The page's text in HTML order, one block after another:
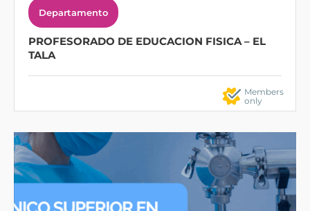
Departamento
PROFESORADO DE EDUCACION FISICA – EL
TALA
Members
only